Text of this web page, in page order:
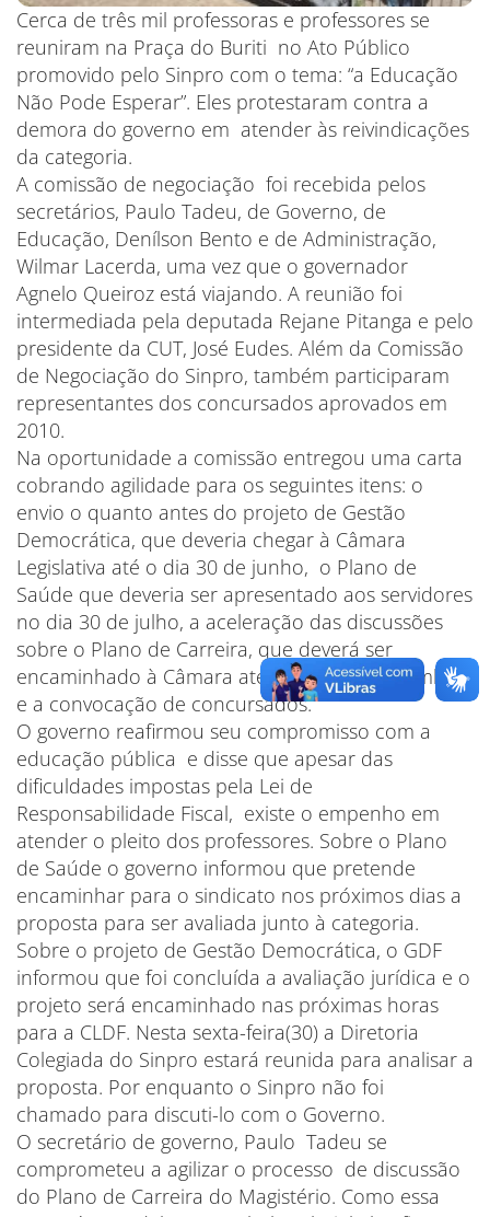
Cerca de três mil professoras e professores se
reuniram na Praça do Buriti no Ato Público
promovido pelo Sinpro com o tema: “a Educação
Não Pode Esperar”. Eles protestaram contra a
demora do governo em atender às reivindicações
da categoria.
A comissão de negociação foi recebida pelos
secretários, Paulo Tadeu, de Governo, de
Educação, Denílson Bento e de Administração,
Wilmar Lacerda, uma vez que o governador
Agnelo Queiroz está viajando. A reunião foi
intermediada pela deputada Rejane Pitanga e pelo
presidente da CUT, José Eudes. Além da Comissão
de Negociação do Sinpro, também participaram
representantes dos concursados aprovados em
2010.
Na oportunidade a comissão entregou uma carta
cobrando agilidade para os seguintes itens: o
envio o quanto antes do projeto de Gestão
Democrática, que deveria chegar à Câmara
Legislativa até o dia 30 de junho, o Plano de
Saúde que deveria ser apresentado aos servidores
no dia 30 de julho, a aceleração das discussões
sobre o Plano de Carreira, que deverá ser
encaminhado à Câmara até o dia 30 de setembro
e a convocação de concursados.
O governo reafirmou seu compromisso com a
educação pública e disse que apesar das
dificuldades impostas pela Lei de
Responsabilidade Fiscal, existe o empenho em
atender o pleito dos professores. Sobre o Plano
de Saúde o governo informou que pretende
encaminhar para o sindicato nos próximos dias a
proposta para ser avaliada junto à categoria.
Sobre o projeto de Gestão Democrática, o GDF
informou que foi concluída a avaliação jurídica e o
projeto será encaminhado nas próximas horas
para a CLDF. Nesta sexta-feira(30) a Diretoria
Colegiada do Sinpro estará reunida para analisar a
proposta. Por enquanto o Sinpro não foi
chamado para discuti-lo com o Governo.
O secretário de governo, Paulo Tadeu se
comprometeu a agilizar o processo de discussão
do Plano de Carreira do Magistério. Como essa